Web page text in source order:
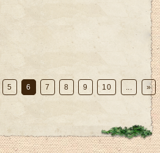
5 6 7 8 9 10 »